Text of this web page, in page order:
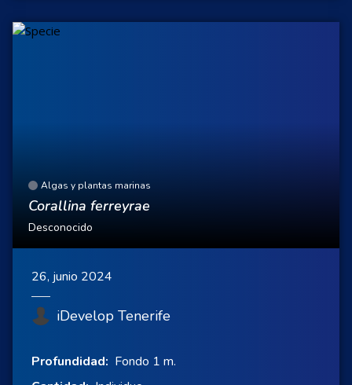
Algas y plantas marinas
Corallina ferreyrae
Desconocido
26, junio 2024
iDevelop Tenerife
Profundidad: Fondo 1 m.